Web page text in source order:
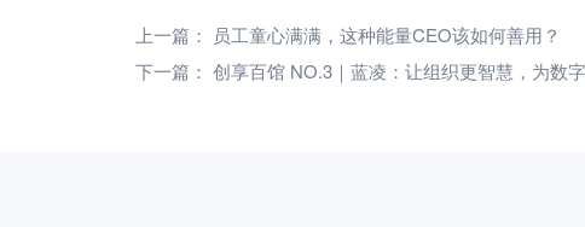
上一篇：
员工童心满满，这种能量CEO该如何善用？
下一篇： 创享百馆 NO.3｜蓝凌：让组织更智慧，为数